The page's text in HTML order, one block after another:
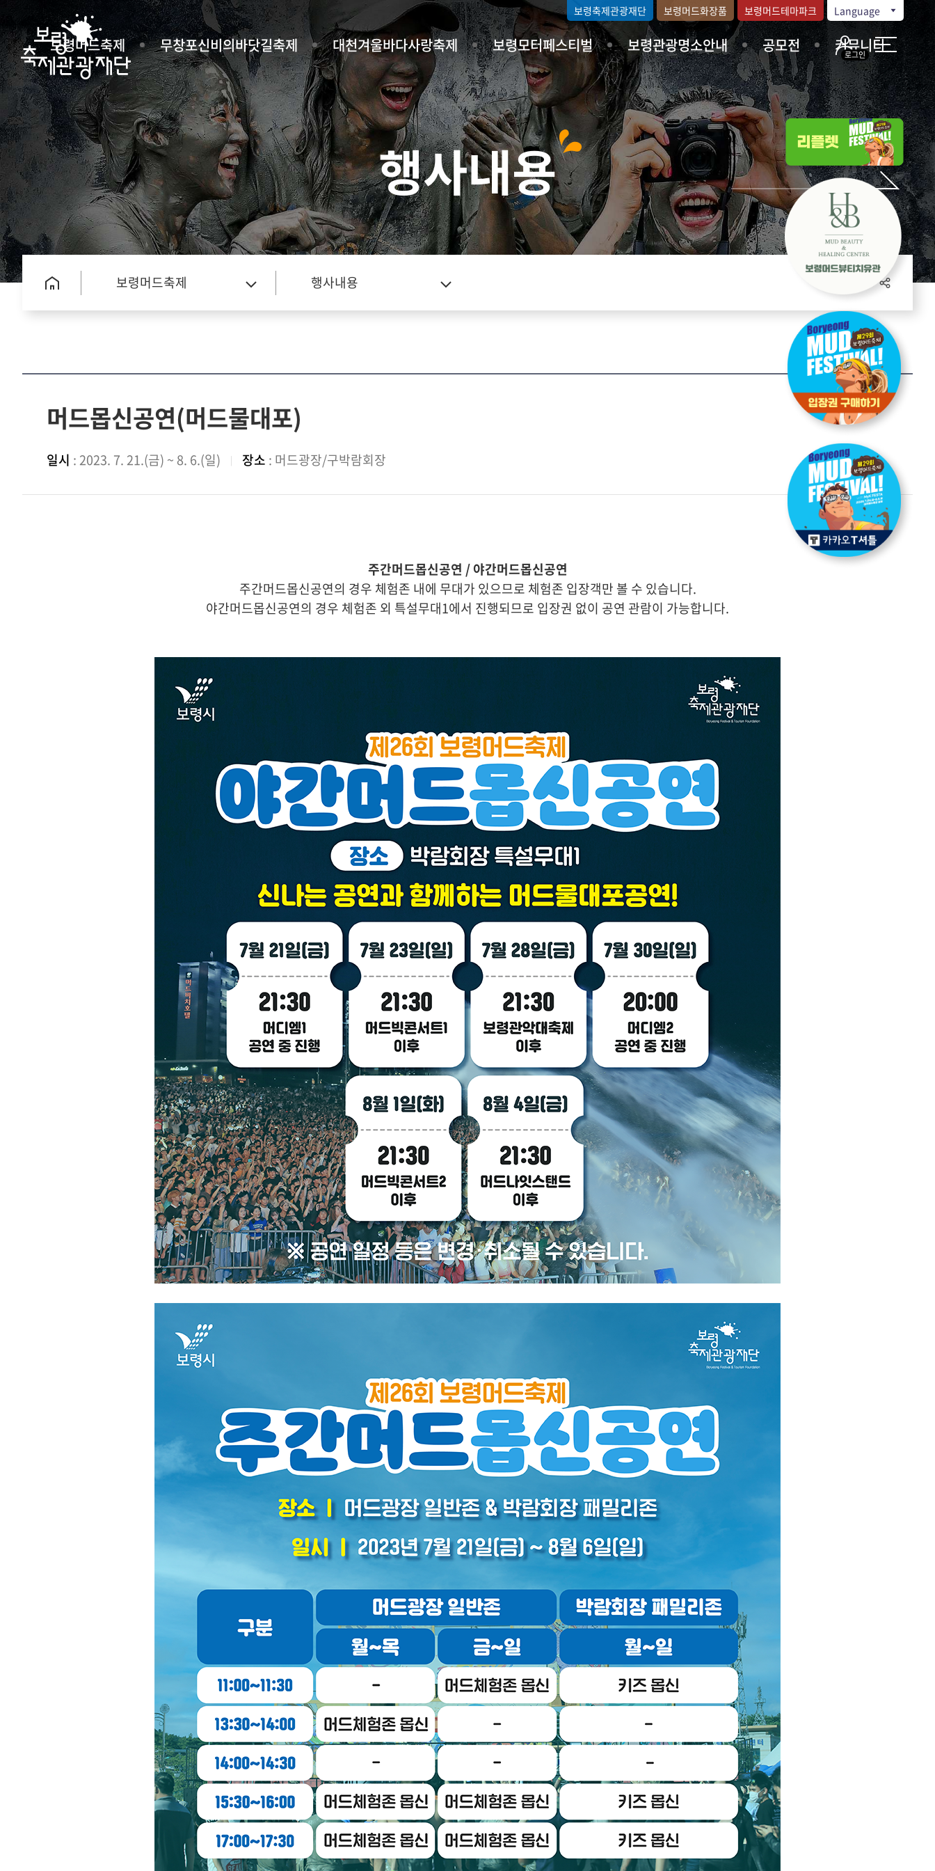
보령머드축제 무창포신비의바닷길축제 대천겨울바다사랑축제 보령모터페스티벌 보령관광명소안내 공모전 커뮤니티
보령축제관광재단 보령머드화장품 보령머드테마파크 Language
로그인
행사내용
보령머드축제 행사내용
머드몹신공연(머드물대포)
일시 : 2023. 7. 21.(금) ~ 8. 6.(일) 장소 : 머드광장/구박람회장
주간머드몹신공연 / 야간머드몹신공연
주간머드몹신공연의 경우 체험존 내에 무대가 있으므로 체험존 입장객만 볼 수 있습니다.
야간머드몹신공연의 경우 체험존 외 특설무대1에서 진행되므로 입장권 없이 공연 관람이 가능합니다.